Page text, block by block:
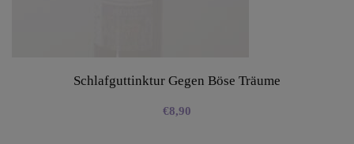
Schlafguttinktur Gegen Böse Träume
€8,90